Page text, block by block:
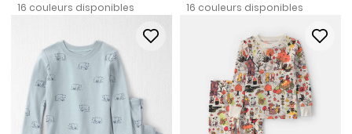
16 couleurs disponibles
16 couleurs disponibles